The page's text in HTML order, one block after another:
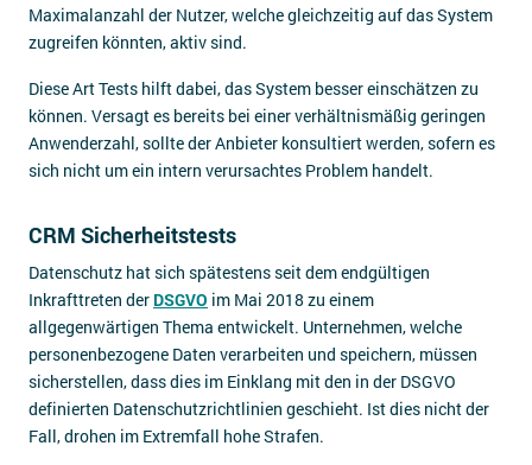
Maximalanzahl der Nutzer, welche gleichzeitig auf das System
zugreifen könnten, aktiv sind.
Diese Art Tests hilft dabei, das System besser einschätzen zu
können. Versagt es bereits bei einer verhältnismäßig geringen
Anwenderzahl, sollte der Anbieter konsultiert werden, sofern es
sich nicht um ein intern verursachtes Problem handelt.
CRM Sicherheitstests
Datenschutz hat sich spätestens seit dem endgültigen
Inkrafttreten der DSGVO im Mai 2018 zu einem
allgegenwärtigen Thema entwickelt. Unternehmen, welche
personenbezogene Daten verarbeiten und speichern, müssen
sicherstellen, dass dies im Einklang mit den in der DSGVO
definierten Datenschutzrichtlinien geschieht. Ist dies nicht der
Fall, drohen im Extremfall hohe Strafen.